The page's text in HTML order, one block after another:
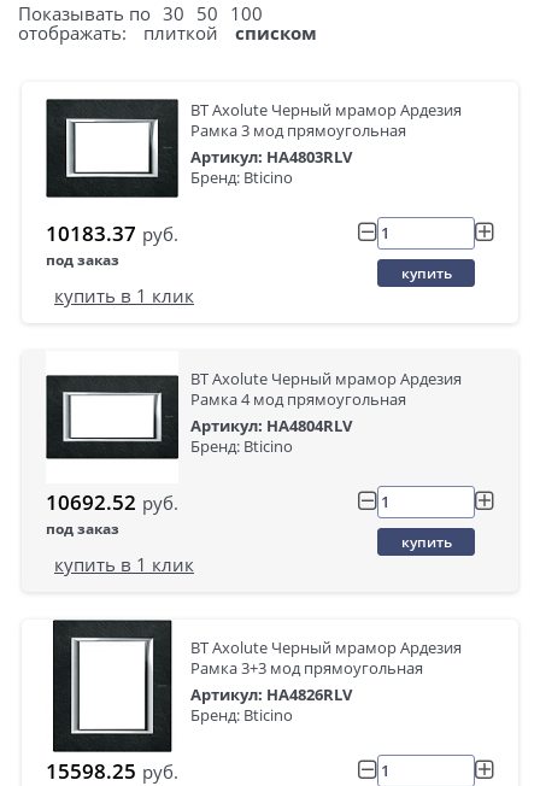
Показывать по 30 50 100
отображать:
плиткой списком
BT Axolute Черный мрамор Ардезия
Рамка 3 мод прямоугольная
Артикул: HA4803RLV
Бренд: Bticino
10183.37 руб.
под заказ
купить
купить в 1 клик
BT Axolute Черный мрамор Ардезия
Рамка 4 мод прямоугольная
Артикул: HA4804RLV
Бренд: Bticino
10692.52 руб.
под заказ
купить
купить в 1 клик
BT Axolute Черный мрамор Ардезия
Рамка 3+3 мод прямоугольная
Артикул: HA4826RLV
Бренд: Bticino
15598.25 руб.